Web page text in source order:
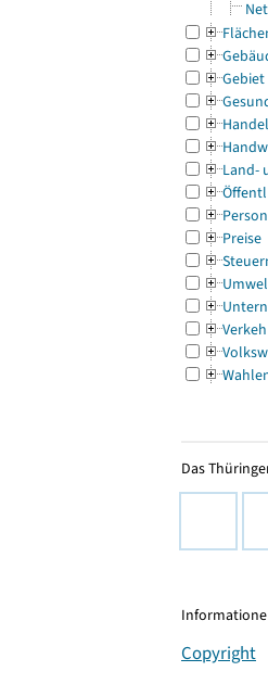
Gebiet
Land-
Preise
Das
Copyright